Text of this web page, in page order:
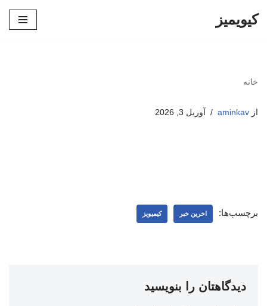
کیویمیز
خانه
از aminkav آوریل 3, 2026
برچسب‌ها: اخرین خبر کیمیویز
دیدگاهتان را بنویسید